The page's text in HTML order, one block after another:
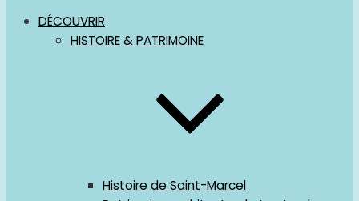
DÉCOUVRIR
HISTOIRE & PATRIMOINE
Histoire de Saint-Marcel